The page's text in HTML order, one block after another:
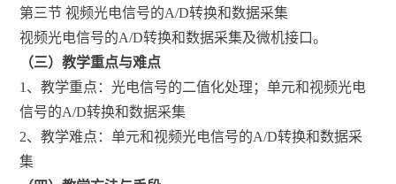
第三节 视频光电信号的A/D转换和数据采集
视频光电信号的A/D转换和数据采集及微机接口。
（三）教学重点与难点
1、教学重点：光电信号的二值化处理；单元和视频光电
信号的A/D转换和数据采集
2、教学难点：单元和视频光电信号的A/D转换和数据采
集